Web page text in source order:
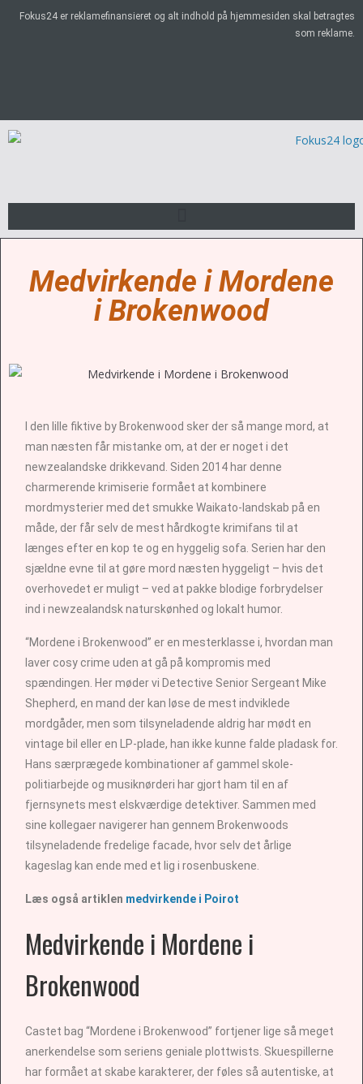
Fokus24 er reklamefinansieret og alt indhold på hjemmesiden skal betragtes
som reklame.
Medvirkende i Mordene
i Brokenwood
I den lille fiktive by Brokenwood sker der så mange mord, at
man næsten får mistanke om, at der er noget i det
newzealandske drikkevand. Siden 2014 har denne
charmerende krimiserie formået at kombinere
mordmysterier med det smukke Waikato-landskab på en
måde, der får selv de mest hårdkogte krimifans til at
længes efter en kop te og en hyggelig sofa. Serien har den
sjældne evne til at gøre mord næsten hyggeligt – hvis det
overhovedet er muligt – ved at pakke blodige forbrydelser
ind i newzealandsk naturskønhed og lokalt humor.
“Mordene i Brokenwood” er en mesterklasse i, hvordan man
laver cosy crime uden at gå på kompromis med
spændingen. Her møder vi Detective Senior Sergeant Mike
Shepherd, en mand der kan løse de mest indviklede
mordgåder, men som tilsyneladende aldrig har mødt en
vintage bil eller en LP-plade, han ikke kunne falde pladask for.
Hans særprægede kombinationer af gammel skole-
politiarbejde og musiknørderi har gjort ham til en af
fjernsynets mest elskværdige detektiver. Sammen med
sine kollegaer navigerer han gennem Brokenwoods
tilsyneladende fredelige facade, hvor selv det årlige
kageslag kan ende med et lig i rosenbuskene.
Læs også artiklen medvirkende i Poirot
Medvirkende i Mordene i
Brokenwood
Castet bag “Mordene i Brokenwood” fortjener lige så meget
anerkendelse som seriens geniale plottwists. Skuespillerne
har formået at skabe karakterer, der føles så autentiske, at